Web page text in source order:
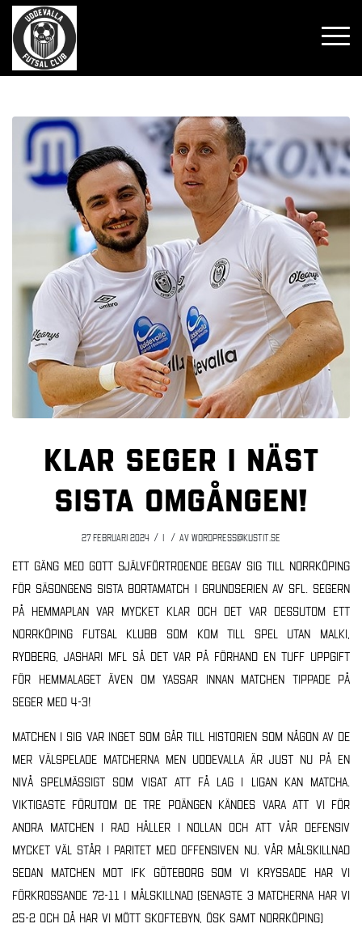
Klar seger i näst
sista omgången!
27 februari 2024 / i / av wordpress@kustit.se
Ett gäng med gott självförtroende begav sig till Norrköping
för säsongens sista bortamatch i grundserien av SFL. Segern
på hemmaplan var mycket klar och det var dessutom ett
Norrköping Futsal Klubb som kom till spel utan Malki,
Rydberg, Jashari mfl så det var på förhand en tuff uppgift
för hemmalaget även om Yassar innan matchen tippade på
seger med 4-3!
Matchen i sig var inget som går till historien som någon av de
mer välspelade matcherna men Uddevalla är just nu på en
nivå spelmässigt som visat att få lag i ligan kan matcha.
Viktigaste förutom de tre poängen kändes vara att vi för
andra matchen i rad håller i nollan och att vår defensiv
mycket väl står i paritet med offensiven nu. Vår målskillnad
sedan matchen mot IFK Göteborg som vi kryssade har vi
förkrossande 72-11 i målskillnad (senaste 3 matcherna har vi
25-2 och då har vi mött Skoftebyn, ÖSK samt Norrköping)